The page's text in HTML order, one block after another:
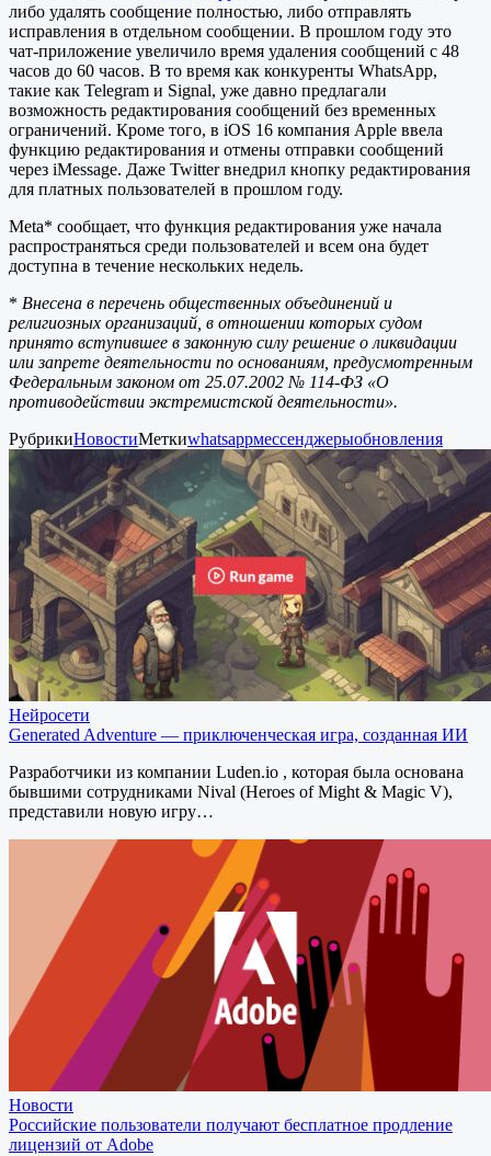
либо удалять сообщение полностью, либо отправлять
исправления в отдельном сообщении. В прошлом году это
чат-приложение увеличило время удаления сообщений с 48
часов до 60 часов. В то время как конкуренты WhatsApp,
такие как Telegram и Signal, уже давно предлагали
возможность редактирования сообщений без временных
ограничений. Кроме того, в iOS 16 компания Apple ввела
функцию редактирования и отмены отправки сообщений
через iMessage. Даже Twitter внедрил кнопку редактирования
для платных пользователей в прошлом году.
Meta* сообщает, что функция редактирования уже начала
распространяться среди пользователей и всем она будет
доступна в течение нескольких недель.
* Внесена в перечень общественных объединений и
религиозных организаций, в отношении которых судом
принято вступившее в законную силу решение о ликвидации
или запрете деятельности по основаниям, предусмотренным
Федеральным законом от 25.07.2002 № 114-ФЗ «О
противодействии экстремистской деятельности».
РубрикиНовостиМеткиwhatsappмессенджерыобновления
Нейросети
Generated Adventure — приключенческая игра, созданная ИИ
Разработчики из компании Luden.io , которая была основана
бывшими сотрудниками Nival (Heroes of Might & Magic V),
представили новую игру…
Новости
Российские пользователи получают бесплатное продление
лицензий от Adobe